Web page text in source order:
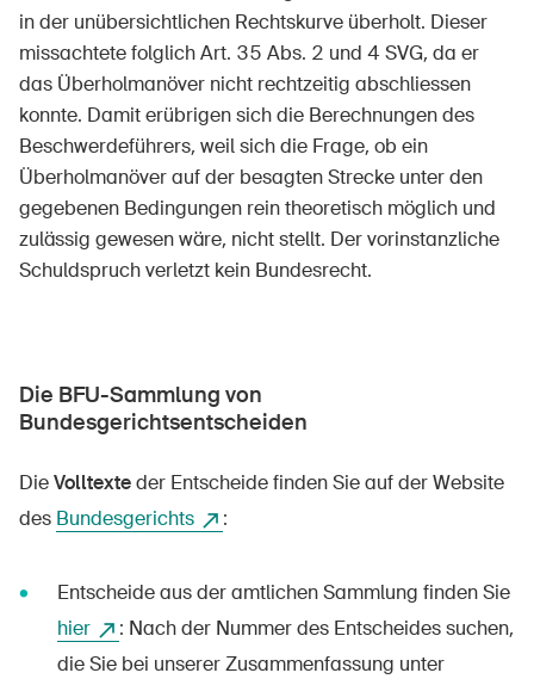
DE
in der unübersichtlichen Rechtskurve überholt. Dieser
missachtete folglich Art. 35 Abs. 2 und 4 SVG, da er
das Überholmanöver nicht rechtzeitig abschliessen
konnte. Damit erübrigen sich die Berechnungen des
Beschwerdeführers, weil sich die Frage, ob ein
Überholmanöver auf der besagten Strecke unter den
gegebenen Bedingungen rein theoretisch möglich und
zulässig gewesen wäre, nicht stellt. Der vorinstanzliche
Schuldspruch verletzt kein Bundesrecht.
Die BFU-Sammlung von
Bundesgerichtsentscheiden
DieVolltexteder Entscheide finden Sie auf der Website
des Bundesgerichts :
Entscheide aus der amtlichen Sammlung finden Sie
hier
: Nach der Nummer des Entscheides suchen,
die Sie bei unserer Zusammenfassung unter